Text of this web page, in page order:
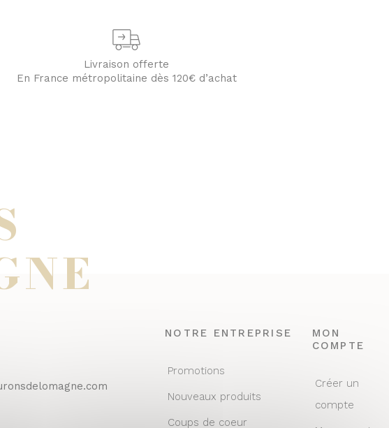
Livraison offerte
En France métropolitaine dès 120€ d’achat
NOTRE ENTREPRISE
Promotions
Nouveaux produits
Coups de coeur
MON
COMPTE
Créer un
compte